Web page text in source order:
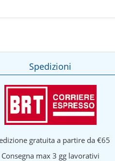
Spedizioni
gratuita a partire da €65
Consegna max 3 gg lavorativi